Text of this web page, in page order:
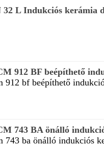
32 L Indukciós kerámia
912 BF beépíthető
912 bf beépíthető
743 BA önálló
743 ba önálló indukciós